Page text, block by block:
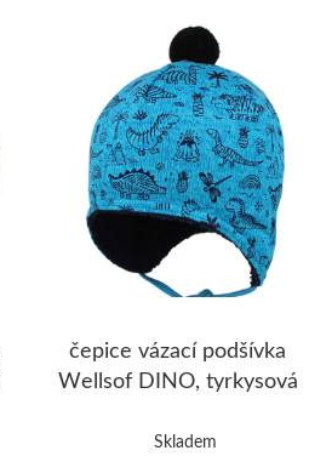
čepice vázací podšívka
Wellsof DINO, tyrkysová
Skladem